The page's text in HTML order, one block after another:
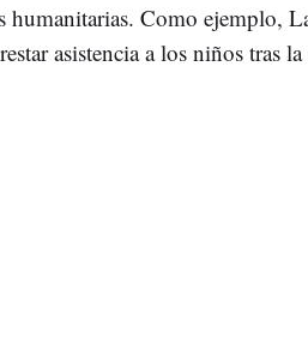
humanitarias. Como ejemplo,
asistencia a los niños tras